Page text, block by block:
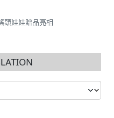
頭娃娃贈品亮相